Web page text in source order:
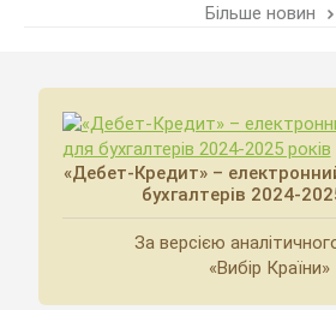
Більше новин
«Дебет-Кредит» –
бухгалтерів 2024-
За версією
«Вибір Країни»